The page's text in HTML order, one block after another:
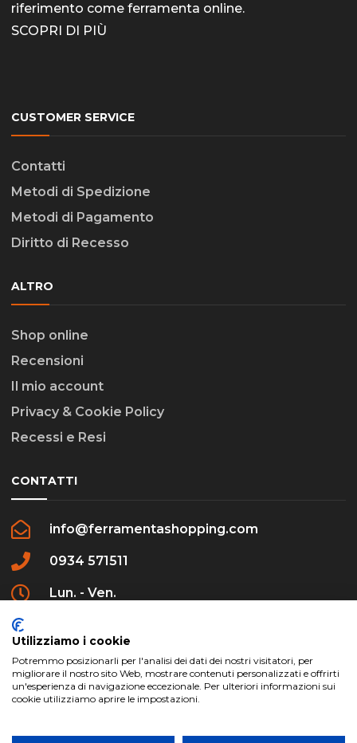
riferimento come ferramenta online.
SCOPRI DI PIÙ
CUSTOMER SERVICE
Contatti
Metodi di Spedizione
Metodi di Pagamento
Diritto di Recesso
ALTRO
Shop online
Recensioni
Il mio account
Privacy & Cookie Policy
Recessi e Resi
CONTATTI
info@ferramentashopping.com
0934 571511
Lun. - Ven.
Utilizziamo i cookie
Potremmo posizionarli per l'analisi dei dati dei nostri visitatori, per
migliorare il nostro sito Web, mostrare contenuti personalizzati e offrirti
un'esperienza di navigazione eccezionale. Per ulteriori informazioni sui
cookie utilizziamo aprire le impostazioni.